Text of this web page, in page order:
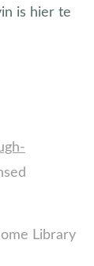
is hier te
Library